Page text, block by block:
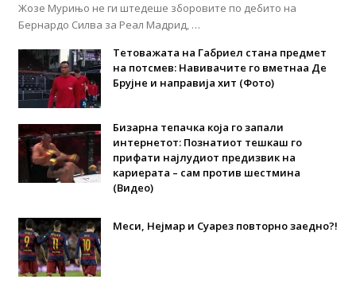
Жозе Мурињо не ги штедеше зборовите по дебито на
Бернардо Силва за Реал Мадрид, …
Тетоважата на Габриел стана предмет
на потсмев: Навивачите го вметнаа Де
Брујне и направија хит (Фото)
Бизарна тепачка која го запали
интернетот: Познатиот тешкаш го
прифати најлудиот предизвик на
кариерата – сам против шестмина
(Видео)
Меси, Нејмар и Суарез повторно заедно?!